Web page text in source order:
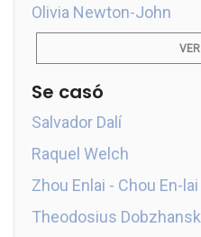
Olivia Newton-John
Se casó
Salvador Dalí
Raquel Welch
Zhou Enlai - Chou En-lai
Theodosius